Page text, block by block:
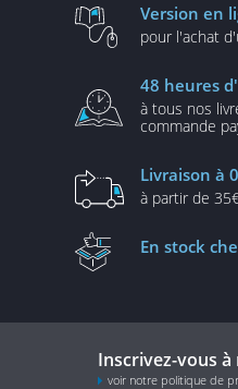
Version en
pour l'achat
48 heures
à tous nos
commande
Livraison à
à partir de
En stock
Inscrivez-vous
voir notre politique de